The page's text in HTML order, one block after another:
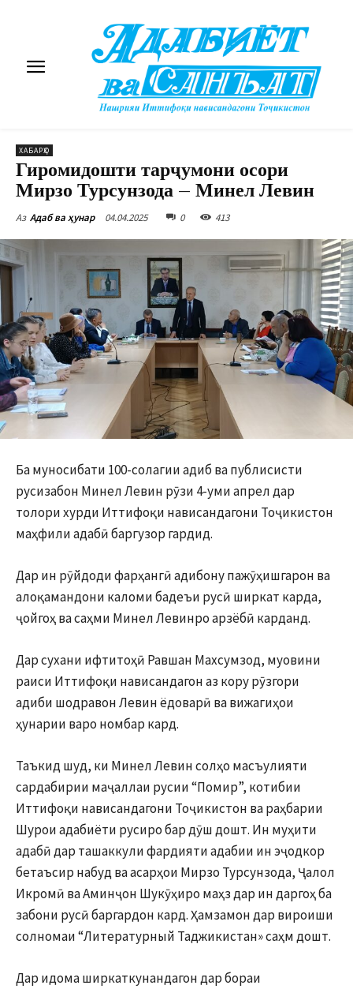
ХАБАРҲО
Гиромидошти тарҷумони осори
Мирзо Турсунзода – Минел Левин
Аз Адаб ва ҳунар 04.04.2025 0 413
Ба муносибати 100-солагии адиб ва публисисти
русизабон Минел Левин рӯзи 4-уми апрел дар
толори хурди Иттифоқи нависандагони Тоҷикистон
маҳфили адабӣ баргузор гардид.
Дар ин рӯйдоди фарҳангӣ адибону пажӯҳишгарон ва
алоқамандони каломи бадеъи русӣ ширкат карда,
ҷойгоҳ ва саҳми Минел Левинро арзёбӣ карданд.
Дар сухани ифтитоҳӣ Равшан Махсумзод, муовини
раиси Иттифоқи нависандагон аз кору рӯзгори
адиби шодравон Левин ёдоварӣ ва вижагиҳои
ҳунарии варо номбар кард.
Таъкид шуд, ки Минел Левин солҳо масъулияти
сардабирии маҷаллаи русии “Помир”, котибии
Иттифоқи нависандагони Тоҷикистон ва раҳбарии
Шурои адабиёти русиро бар дӯш дошт. Ин муҳити
адабӣ дар ташаккули фардияти адабии ин эҷодкор
бетаъсир набуд ва асарҳои Мирзо Турсунзода, Ҷалол
Икромӣ ва Аминҷон Шукӯҳиро маҳз дар ин даргоҳ ба
забони русӣ баргардон кард. Ҳамзамон дар вироиши
солномаи “Литературный Таджикистан» саҳм дошт.
Дар идома ширкаткунандагон дар бораи